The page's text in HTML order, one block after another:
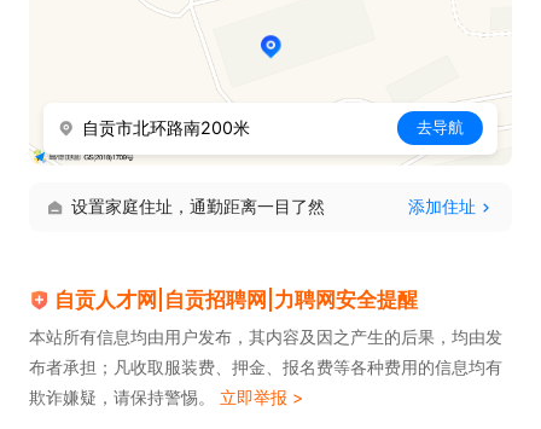
自贡市北环路南200米 去导航
设置家庭住址，通勤距离一目了然 添加住址
自贡人才网|自贡招聘网|力聘网安全提醒
本站所有信息均由用户发布，其内容及因之产生的后果，均由发
布者承担；凡收取服装费、押金、报名费等各种费用的信息均有
欺诈嫌疑，请保持警惕。 立即举报 >